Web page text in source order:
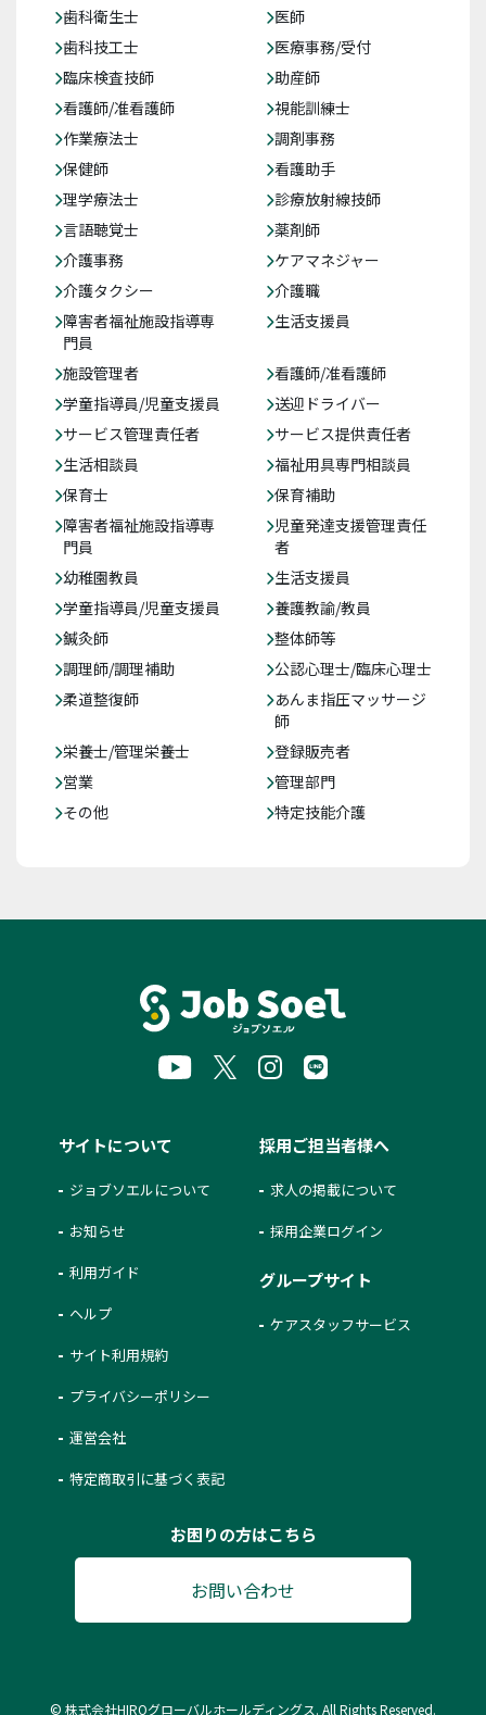
歯科衛生士
医師
歯科技工士
医療事務/受付
臨床検査技師
助産師
看護師/准看護師
視能訓練士
作業療法士
調剤事務
保健師
看護助手
理学療法士
診療放射線技師
言語聴覚士
薬剤師
介護事務
ケアマネジャー
介護タクシー
介護職
障害者福祉施設指導専
門員
生活支援員
施設管理者
看護師/准看護師
学童指導員/児童支援員
送迎ドライバー
サービス管理責任者
サービス提供責任者
生活相談員
福祉用具専門相談員
保育士
保育補助
障害者福祉施設指導専
門員
児童発達支援管理責任
者
幼稚園教員
生活支援員
学童指導員/児童支援員
養護教諭/教員
鍼灸師
整体師等
調理師/調理補助
公認心理士/臨床心理士
柔道整復師
あんま指圧マッサージ
師
栄養士/管理栄養士
登録販売者
営業
管理部門
その他
特定技能介護
サイトについて
ジョブソエルについて
お知らせ
利用ガイド
ヘルプ
サイト利用規約
プライバシーポリシー
運営会社
特定商取引に基づく表記
採用ご担当者様へ
求人の掲載について
採用企業ログイン
グループサイト
ケアスタッフサービス
お困りの方はこちら
お問い合わせ
© 株式会社HIROグローバルホールディングス. All Rights Reserved.